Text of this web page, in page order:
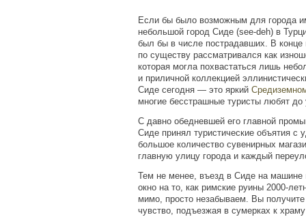
Если бы было возможным для города
небольшой город Сиде (see-deh) в
был бы в числе пострадавших. В конце
по существу рассматривался как
которая могла похвастаться лишь
и приличной коллекцией
Сиде сегодня — это яркий
многие бесстрашные туристы любят до
С давно обедневшей его главной
Сиде принял туристические объятия с
большое количество сувенирных
главную улицу города и каждый
Тем не менее, въезд в Сиде на машине
окно на то, как римские руины 2000-
мимо, просто незабываем. Вы
чувство, подъезжая в сумерках к